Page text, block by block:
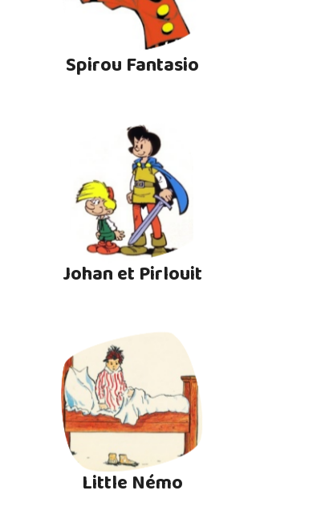
Spirou Fantasio
Johan et Pirlouit
Little Némo